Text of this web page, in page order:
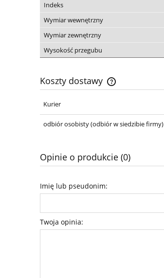
Indeks
Wymiar wewnętrzny
Wymiar zewnętrzny
Wysokość przegubu
Koszty dostawy
płatności
Kurier
odbiór osobisty(odbiór w siedzibie firmy)
Opinie o produkcie (0)
Imię lub pseudonim:
Twoja opinia: